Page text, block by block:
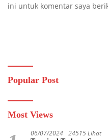
ini untuk komentar saya
Popular Post
Most Views
06/07/2024 24515 Lihat